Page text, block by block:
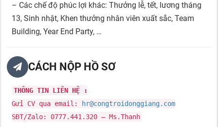
– Các chế độ phúc lợi khác: Thưởng lễ, tết, lương tháng
13, Sinh nhật, Khen thưởng nhân viên xuất sắc, Team
Building, Year End Party, …
CÁCH NỘP HỒ SƠ
THÔNG TIN LIÊN HỆ :
Gửi CV qua email:
hr@congtroidonggiang.com
SĐT/Zalo: 0777.441.320 – Ms.Thanh